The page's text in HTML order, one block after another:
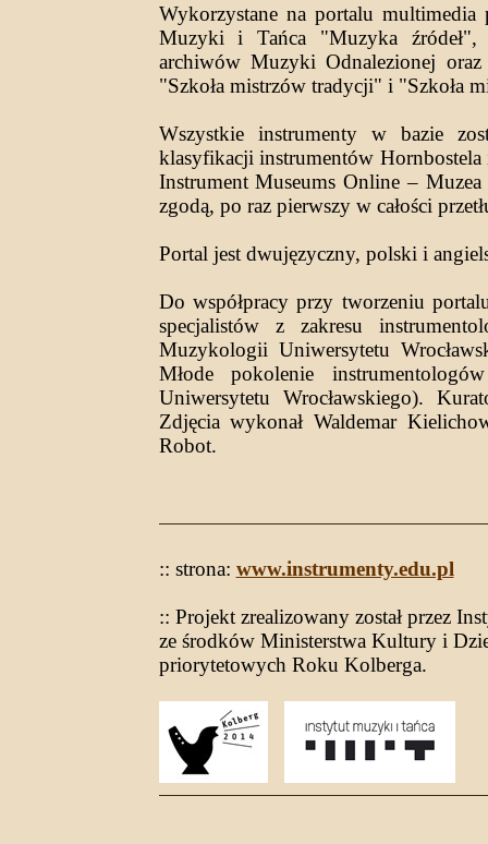
Wykorzystane na portalu
Muzyki i Tańca "Muzyka
archiwów Muzyki Odnalezionej
"Szkoła mistrzów tradycji" i "Szkoła
Wszystkie instrumenty w bazie
klasyfikacji instrumentów
Instrument Museums Online –
zgodą, po raz pierwszy w całości
Portal jest dwujęzyczny, polski i
Do współpracy przy tworzeniu
specjalistów z zakresu
Muzykologii Uniwersytetu
Młode pokolenie
Uniwersytetu Wrocławskiego).
Zdjęcia wykonał Waldemar
Robot.
:: strona: www.instrumenty.edu.pl
:: Projekt zrealizowany został przez
ze środków Ministerstwa Kultury i
priorytetowych Roku Kolberga.